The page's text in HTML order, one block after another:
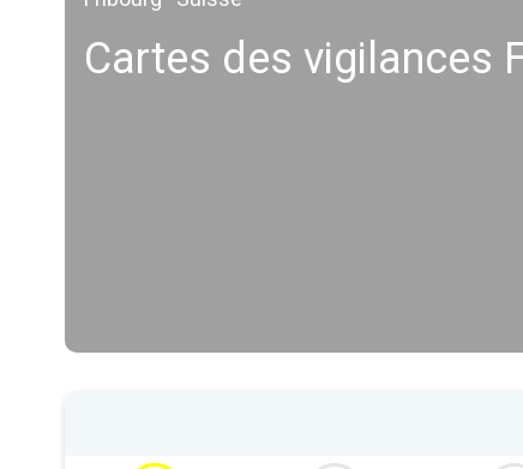
Cartes des vigilances